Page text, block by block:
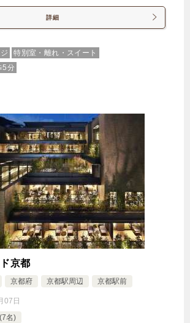
日前までのご予約がお得！ゆったり
ト（朝食付き）
スタブ付】デラックスツイン（アネ
1泊大人1名合計（税込）
19,110円
じゃらんで確認する
】素泊まり■地下鉄丸太町駅6番出
心地で快適滞在 移動も楽々
詳細
特別室・離れ・スイート
5分
京都
京都府 京都駅周辺 京都駅前
07日
名)